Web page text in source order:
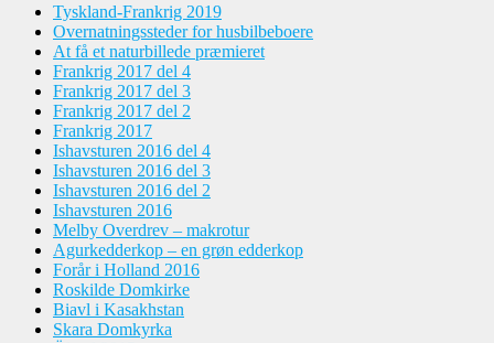
Tyskland-Frankrig 2019
Overnatningssteder for husbilbeboere
At få et naturbillede præmieret
Frankrig 2017 del 4
Frankrig 2017 del 3
Frankrig 2017 del 2
Frankrig 2017
Ishavsturen 2016 del 4
Ishavsturen 2016 del 3
Ishavsturen 2016 del 2
Ishavsturen 2016
Melby Overdrev – makrotur
Agurkedderkop – en grøn edderkop
Forår i Holland 2016
Roskilde Domkirke
Biavl i Kasakhstan
Skara Domkyrka